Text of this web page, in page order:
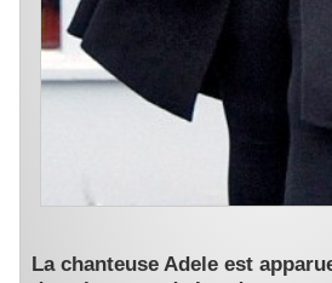
La chanteuse Adele est